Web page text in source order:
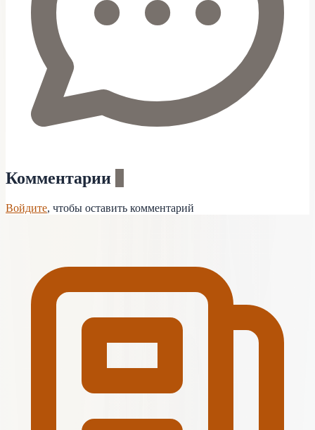
Комментарии
Войдите, чтобы оставить комментарий